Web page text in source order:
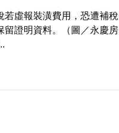
虛報裝潢費用，恐遭補稅
留證明資料。（圖／永慶房